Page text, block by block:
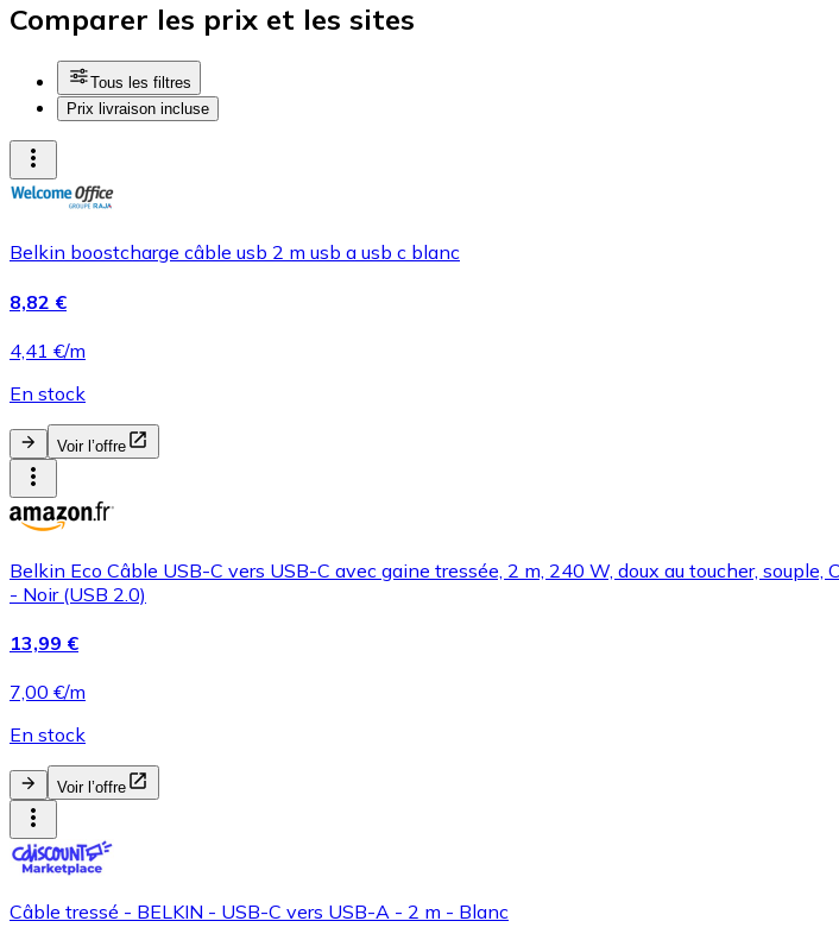
Comparer les prix et les sites
Tous les filtres
Prix livraison incluse
Belkin boostcharge câble usb 2 m usb a usb c blanc
8,82 €
4,41 €/m
En stock
Voir l’offre
Belkin Eco Câble USB-C vers USB-C avec gaine tressée, 2 m, 240 W, doux au toucher,
- Noir (USB 2.0)
13,99 €
7,00 €/m
En stock
Voir l’offre
Câble tressé - BELKIN - USB-C vers USB-A - 2 m - Blanc